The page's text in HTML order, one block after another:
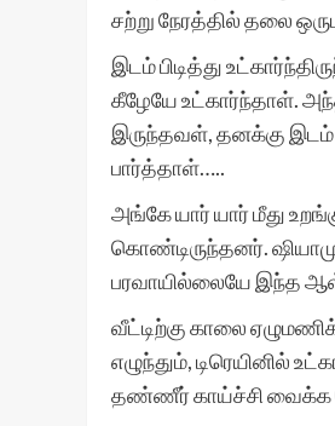
சற்று நேரத்தில் தலை
இடம் பிடித்து
கீழேயே உட்கார்ந்தாள்.
இருந்தவள், தனக்கு இடம்
பார்த்தாள்…..
அங்கே யார் யார் மீது
கொண்டிருந்தனர்.
பரவாயில்லையே இந்த ஆள்
வீட்டிற்கு காலை
எழுந்தும், டிரெயினில்
தண்ணீர் காய்ச்சி வைக்க